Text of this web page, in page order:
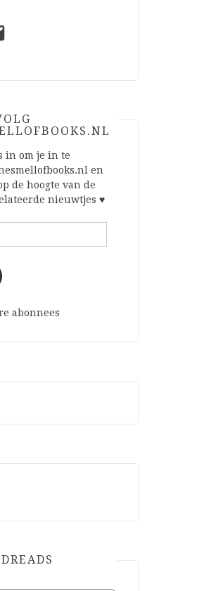
in om je in te
en
de hoogte van de
nieuwtjes ♥
abonnees